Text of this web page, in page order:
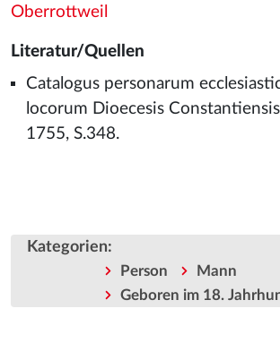
Oberrottweil
Literatur/Quellen
Catalogus personarum
locorum Dioecesis
1755, S.348.
Kategorien:
Person
Mann
Geboren im 18.